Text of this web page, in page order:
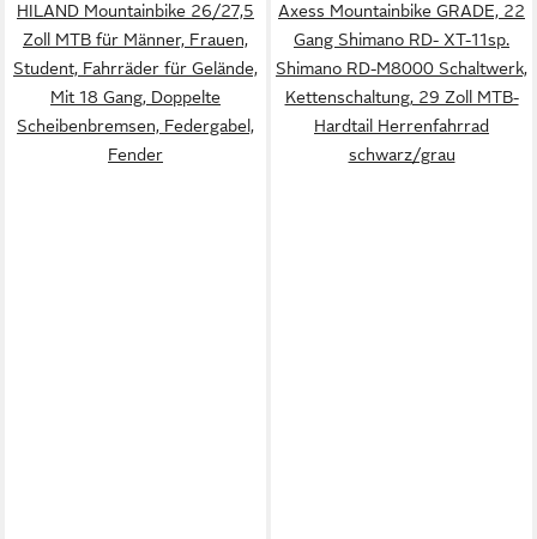
HILAND Mountainbike 26/27,5
Zoll MTB für Männer, Frauen,
Student, Fahrräder für Gelände,
Mit 18 Gang, Doppelte
Scheibenbremsen, Federgabel,
Fender
Axess Mountainbike GRADE, 22
Gang Shimano RD- XT-11sp.
Shimano RD-M8000 Schaltwerk,
Kettenschaltung, 29 Zoll MTB-
Hardtail Herrenfahrrad
schwarz/grau